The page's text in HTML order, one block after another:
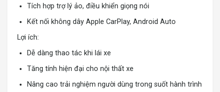
Tích hợp trợ lý ảo, điều khiển giọng nói
Kết nối không dây Apple CarPlay, Android Auto
Lợi ích:
Dễ dàng thao tác khi lái xe
Tăng tính hiện đại cho nội thất xe
Nâng cao trải nghiệm người dùng trong suốt hành trình